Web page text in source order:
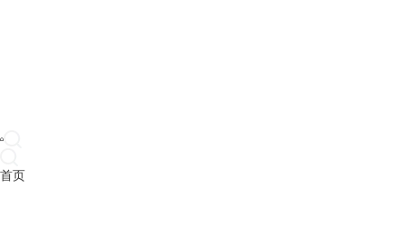
首页